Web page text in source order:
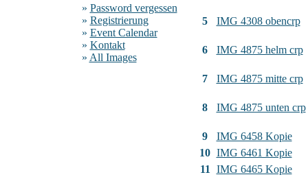
» Password vergessen
» Registrierung
» Event Calendar
» Kontakt
» All Images
5 IMG 4308 obencrp
6 IMG 4875 helm crp
7 IMG 4875 mitte crp
8 IMG 4875 unten crp
9
IMG 6458 Kopie
10 IMG 6461 Kopie
11
IMG 6465 Kopie